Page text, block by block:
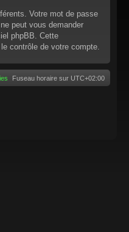
Votre mot de passe
peut vous demander
phpBB. Cette
contrôle de votre compte.
Fuseau horaire sur UTC+02:00